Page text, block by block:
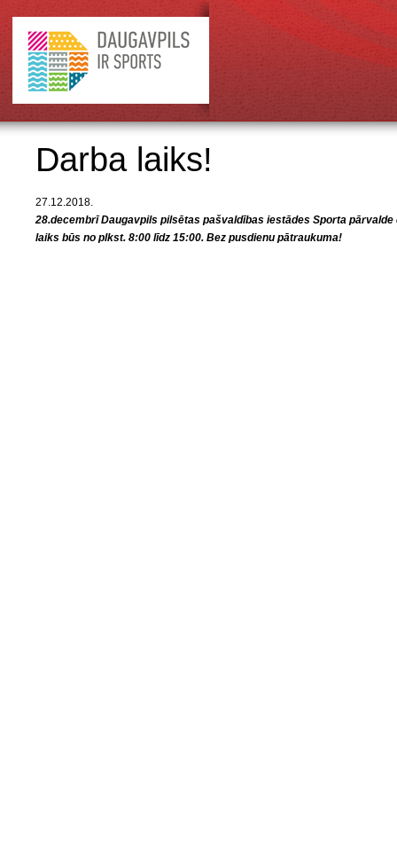
Darba laiks!
27.12.2018.
28.decembrī Daugavpils pilsētas pašvaldības iestādes Sporta pārvalde
laiks būs no plkst. 8:00 līdz 15:00. Bez pusdienu pātraukuma!